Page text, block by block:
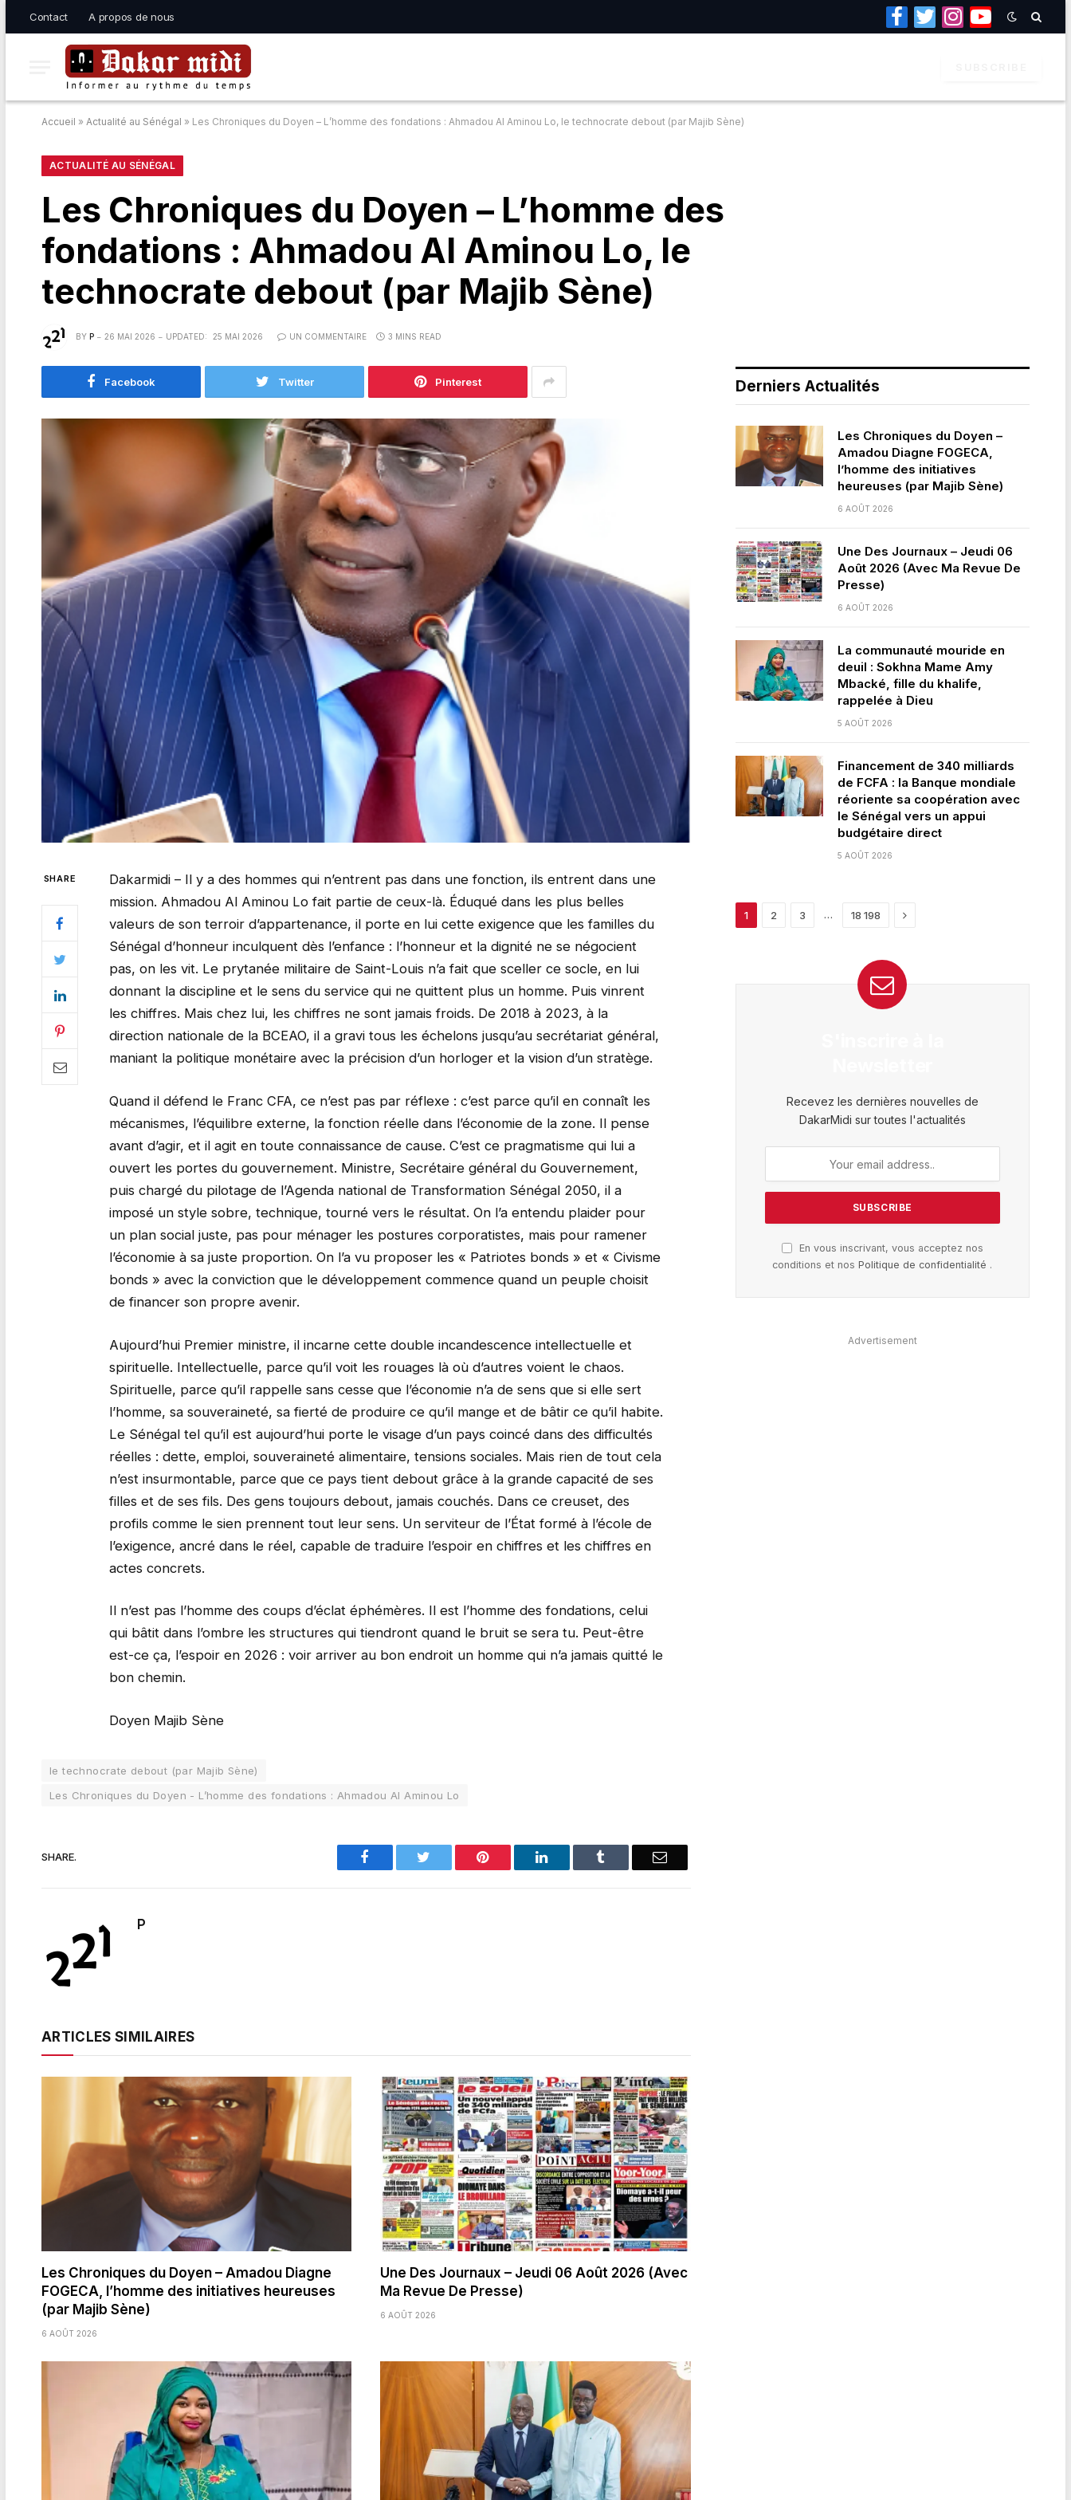
Contact A propos de nous
Facebook
TwitterInstagramYouTube
Accueil » Actualité au Sénégal » Les Chroniques du Doyen – L’homme des fondations : Ahmadou Al Aminou Lo, le technocrate debout (par Majib Sène)
ACTUALITÉ AU SÉNÉGAL
Les Chroniques du Doyen – L’homme des
fondations : Ahmadou Al Aminou Lo, le
technocrate debout (par Majib Sène)
BY P 26 MAI 2026 UPDATED: 25 MAI 2026 UN COMMENTAIRE 3 MINS READ
Facebook Twitter Pinterest
SHARE
Dakarmidi – Il y a des hommes qui n’entrent pas dans une fonction, ils entrent dans une
mission. Ahmadou Al Aminou Lo fait partie de ceux-là. Éduqué dans les plus belles
valeurs de son terroir d’appartenance, il porte en lui cette exigence que les familles du
Sénégal d’honneur inculquent dès l’enfance : l’honneur et la dignité ne se négocient
pas, on les vit. Le prytanée militaire de Saint-Louis n’a fait que sceller ce socle, en lui
donnant la discipline et le sens du service qui ne quittent plus un homme. Puis vinrent
les chiffres. Mais chez lui, les chiffres ne sont jamais froids. De 2018 à 2023, à la
direction nationale de la BCEAO, il a gravi tous les échelons jusqu’au secrétariat général,
maniant la politique monétaire avec la précision d’un horloger et la vision d’un stratège.
Quand il défend le Franc CFA, ce n’est pas par réflexe : c’est parce qu’il en connaît les
mécanismes, l’équilibre externe, la fonction réelle dans l’économie de la zone. Il pense
avant d’agir, et il agit en toute connaissance de cause. C’est ce pragmatisme qui lui a
ouvert les portes du gouvernement. Ministre, Secrétaire général du Gouvernement,
puis chargé du pilotage de l’Agenda national de Transformation Sénégal 2050, il a
imposé un style sobre, technique, tourné vers le résultat. On l’a entendu plaider pour
un plan social juste, pas pour ménager les postures corporatistes, mais pour ramener
l’économie à sa juste proportion. On l’a vu proposer les « Patriotes bonds » et « Civisme
bonds » avec la conviction que le développement commence quand un peuple choisit
de financer son propre avenir.
Aujourd’hui Premier ministre, il incarne cette double incandescence intellectuelle et
spirituelle. Intellectuelle, parce qu’il voit les rouages là où d’autres voient le chaos.
Spirituelle, parce qu’il rappelle sans cesse que l’économie n’a de sens que si elle sert
l’homme, sa souveraineté, sa fierté de produire ce qu’il mange et de bâtir ce qu’il habite.
Le Sénégal tel qu’il est aujourd’hui porte le visage d’un pays coincé dans des difficultés
réelles : dette, emploi, souveraineté alimentaire, tensions sociales. Mais rien de tout cela
n’est insurmontable, parce que ce pays tient debout grâce à la grande capacité de ses
filles et de ses fils. Des gens toujours debout, jamais couchés. Dans ce creuset, des
profils comme le sien prennent tout leur sens. Un serviteur de l’État formé à l’école de
l’exigence, ancré dans le réel, capable de traduire l’espoir en chiffres et les chiffres en
actes concrets.
Il n’est pas l’homme des coups d’éclat éphémères. Il est l’homme des fondations, celui
qui bâtit dans l’ombre les structures qui tiendront quand le bruit se sera tu. Peut-être
est-ce ça, l’espoir en 2026 : voir arriver au bon endroit un homme qui n’a jamais quitté le
bon chemin.
Doyen Majib Sène
le technocrate debout (par Majib Sène)
Les Chroniques du Doyen - L’homme des fondations : Ahmadou Al Aminou Lo
SHARE. Facebook Pinterest LinkedIn Email
P
ARTICLES SIMILAIRES
Les Chroniques du Doyen – Amadou Diagne
FOGECA, l’homme des initiatives heureuses
(par Majib Sène)
6 AOÛT 2026
Une Des Journaux – Jeudi 06 Août 2026 (Avec
Ma Revue De Presse)
6 AOÛT 2026
Derniers Actualités
Les Chroniques du Doyen –
Amadou Diagne FOGECA,
l’homme des initiatives
heureuses (par Majib Sène)
6 AOÛT 2026
Une Des Journaux – Jeudi 06
Août 2026 (Avec Ma Revue De
Presse)
6 AOÛT 2026
La communauté mouride en
deuil : Sokhna Mame Amy
Mbacké, fille du khalife,
rappelée à Dieu
5 AOÛT 2026
Financement de 340 milliards
de FCFA : la Banque mondiale
réoriente sa coopération avec
le Sénégal vers un appui
budgétaire direct
5 AOÛT 2026
1 2 3 … 18 198 Next
Recevez les dernières nouvelles de
DakarMidi sur toutes l'actualités
En vous inscrivant, vous acceptez nos
conditions et nosPolitique de confidentialité .
Advertisement